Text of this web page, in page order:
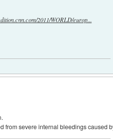
2011/WORLD/europ...
from severe internal bleedings caused